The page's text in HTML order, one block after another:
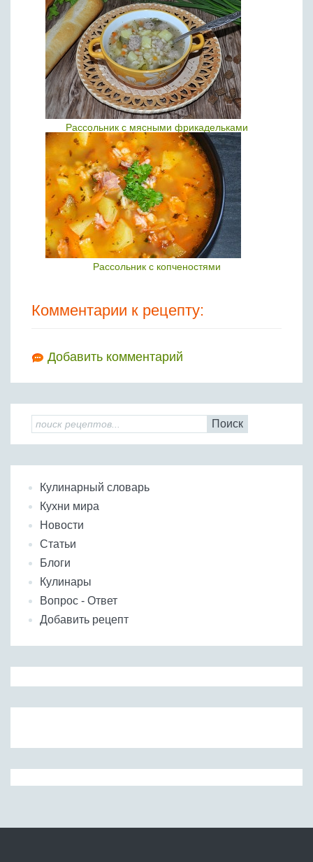
Рассольник с мясными фрикадельками
Рассольник с копченостями
Комментарии к рецепту:
Добавить комментарий
Поиск
Кулинарный словарь
Кухни мира
Новости
Статьи
Блоги
Кулинары
Вопрос - Ответ
Добавить рецепт